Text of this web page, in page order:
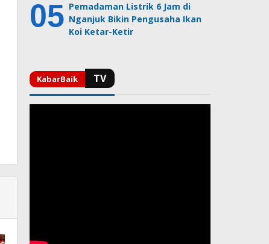
Pemadaman Listrik 6 Jam di
Nganjuk Bikin Pengusaha Ikan
Koi Ketar-Ketir